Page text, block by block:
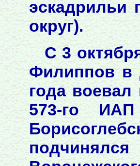
эскадрильи
округ).
С 3
Филиппов в
года воевал
573-го